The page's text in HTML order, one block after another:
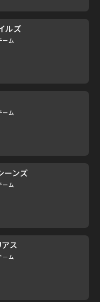
ルズ
ーム
ーム
ーンズ
ーム
アス
ーム